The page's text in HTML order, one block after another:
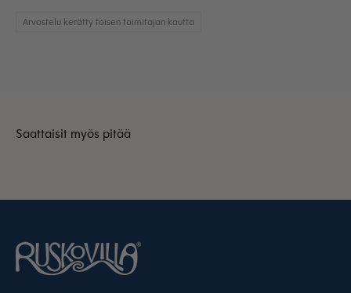
Arvostelu kerätty toisen toimitajan kautta